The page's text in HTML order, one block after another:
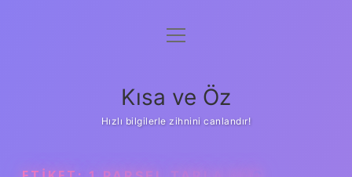
Anasayfa
Yasal Uyarı
menüyü
Kısa ve Öz
Hızlı bilgilerle zihnini canlandır!